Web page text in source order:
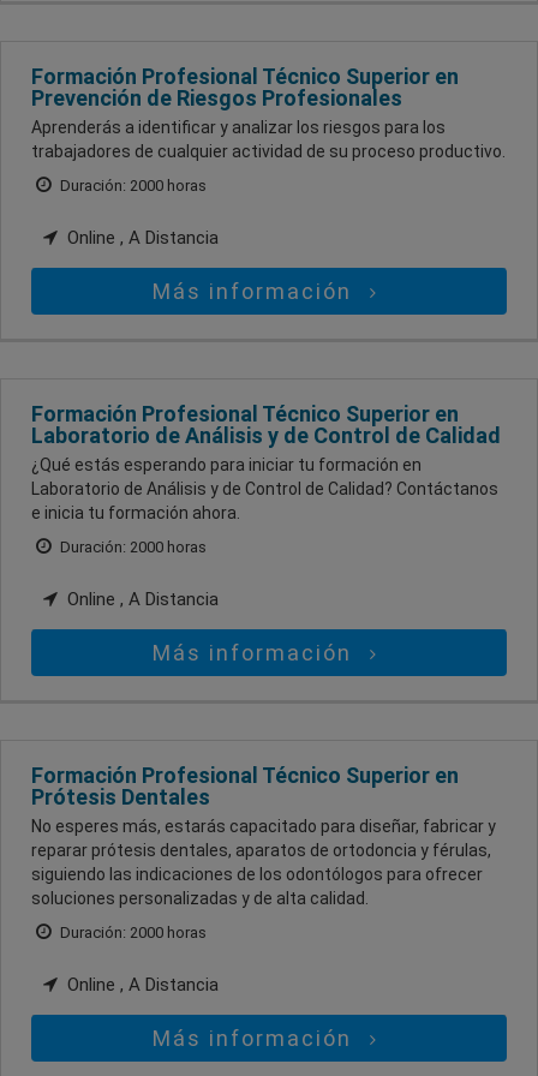
Formación Profesional Técnico Superior en
Prevención de Riesgos Profesionales
Aprenderás a identificar y analizar los riesgos para los
trabajadores de cualquier actividad de su proceso productivo.
Duración: 2000 horas
Online , A Distancia
Más información
Formación Profesional Técnico Superior en
Laboratorio de Análisis y de Control de Calidad
¿Qué estás esperando para iniciar tu formación en
Laboratorio de Análisis y de Control de Calidad? Contáctanos
e inicia tu formación ahora.
Duración: 2000 horas
Online , A Distancia
Más información
Formación Profesional Técnico Superior en
Prótesis Dentales
No esperes más, estarás capacitado para diseñar, fabricar y
reparar prótesis dentales, aparatos de ortodoncia y férulas,
siguiendo las indicaciones de los odontólogos para ofrecer
soluciones personalizadas y de alta calidad.
Duración: 2000 horas
Online , A Distancia
Más información